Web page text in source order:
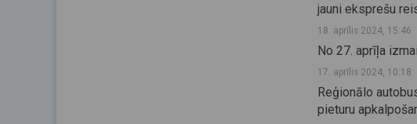
jauni eksprešu
18. aprīlis 2024, 15:46
No 27. aprīļa
17. aprīlis 2024, 10:18
Reģionālo
pieturu